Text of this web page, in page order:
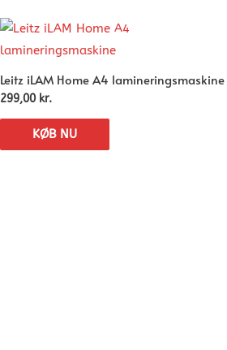
Leitz iLAM Home A4 lamineringsmaskine
299,00 kr.
KØB NU